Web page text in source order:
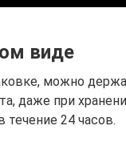
виде
можно
даже при
течение 24 часов.